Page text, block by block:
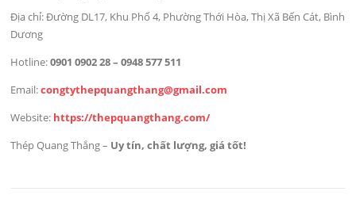
Địa chỉ: Đường DL17, Khu Phố 4, Phường Thới Hòa, Thị Xã Bến Cát, Bình
Dương
Hotline:0901 0902 28 – 0948 577 511
Email:congtythepquangthang@gmail.com
Website: https://thepquangthang.com/
Thép Quang Thắng – Uy tín, chất lượng, giá tốt!